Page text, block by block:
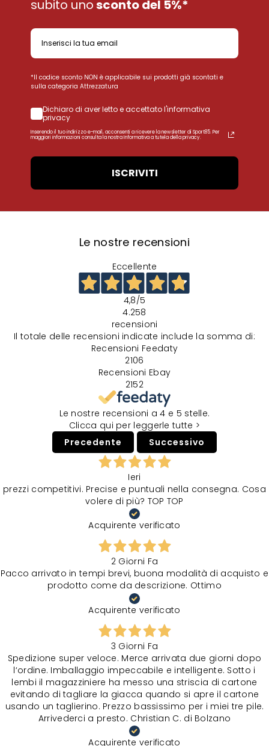
subito unosconto del 5%*
*Il codice sconto NON è applicabile sui prodotti già scontati e
sulla categoria Attrezzatura
Dichiaro di aver letto e accettato l'informativa
privacy
Inserendo il tuo indirizzo e-mail, acconsenti a ricevere la newsletter di Sport85. Per
maggiori informazioni consulta la nostra Informativa a tutela della privacy.
ISCRIVITI
Le nostre recensioni
Eccellente
4,8/5
4.258
recensioni
Il totale delle recensioni indicate include la somma di:
Recensioni Feedaty
2106
Recensioni Ebay
2152
Le nostre recensioni a 4 e 5 stelle.
Clicca qui per leggerle tutte >
Precedente
Successivo
Ieri
prezzi competitivi. Precise e puntuali nella consegna. Cosa
volere di più? TOP TOP
Acquirente verificato
2 Giorni Fa
Pacco arrivato in tempi brevi, buona modalità di acquisto e
prodotto come da descrizione. Ottimo
Acquirente verificato
3 Giorni Fa
Spedizione super veloce. Merce arrivata due giorni dopo
l‘ordine. Imballaggio impeccabile e intelligente. Sotto i
lembi il magazziniere ha messo una striscia di cartone
evitando di tagliare la giacca quando si apre il cartone
usando un taglierino. Prezzo bassissimo per i miei tre pile.
Arrivederci a presto. Christian C. di Bolzano
Acquirente verificato